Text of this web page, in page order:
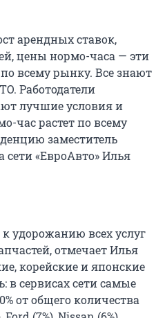
арендных ставок,
цены нормо-часа — эти
всему рынку. Все знают
Работодатели
лучшие условия и
час растет по всему
заместитель
сети «ЕвроАвто» Илья
удорожанию всех услуг
отмечает Илья
корейские и японские
в сервисах сети самые
от общего количества